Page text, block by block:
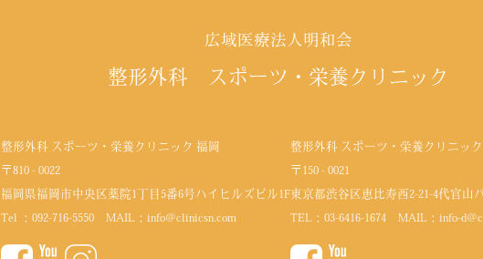
広域医療法人明和会
整形外科 スポーツ・栄養クリニック
整形外科 スポーツ・栄養クリニック 福岡
〒810 - 0022
福岡県福岡市中央区薬院1丁目5番6号ハイヒルズビル1F
Tel ： 092-716-5550MAIL： info@clinicsn.com
整形外科 スポーツ・栄養クリニッ
〒150 - 0021
東京都渋谷区恵比寿西2-21-4代官山
TEL： 03-6416-1674MAIL： info-